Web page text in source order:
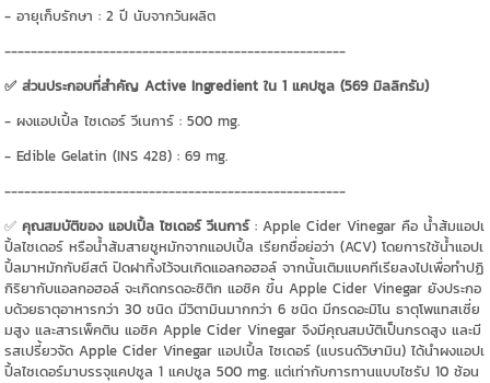
- อายุเก็บรักษา : 2 ปี นับจากวันผลิต
----------------------------------------------------
✅ ส่วนประกอบที่สำคัญ Active Ingredient ใน 1 แคปซูล (569 มิลลิกรัม)
- ผงแอปเปิ้ล ไซเดอร์ วีเนการ์ : 500 mg.
- Edible Gelatin (INS 428) : 69 mg.
----------------------------------------------------
✅ คุณสมบัติของ แอปเปิ้ล ไซเดอร์ วีเนการ์: Apple Cider Vinegar คือ น้ำส้มแอปเ
ปิ้ลไซเดอร์ หรือน้ำส้มสายชูหมักจากแอปเปิ้ล เรียกชื่อย่อว่า (ACV) โดยการใช้น้ำแอปเ
ปิ้ลมาหมักกับยีสต์ ปิดฝาทิ้งไว้จนเกิดแอลกอฮอล์ จากนั้นเติมแบคทีเรียลงไปเพื่อทำปฏิ
กิริยากับแอลกอฮอล์ จะเกิดกรดอะซิติก แอซิค ขึ้น Apple Cider Vinegar ยังประกอ
บด้วยธาตุอาหารกว่า 30 ชนิด มีวิตามินมากกว่า 6 ชนิด มีกรดอะมิโน ธาตุโพแทสเซี่ย
มสูง และสารเพ็คติน แอซิค Apple Cider Vinegar จึงมีคุณสมบัติเป็นกรดสูง และมี
รสเปรี้ยวจัด Apple Cider Vinegar แอปเปิ้ล ไซเดอร์ (แบรนด์วิษามิน) ได้นำผงแอปเ
ปิ้ลไซเดอร์มาบรรจุแคปซูล 1 แคปซูล 500 mg. แต่เท่ากับการทานแบบไซรัป 10 ช้อน